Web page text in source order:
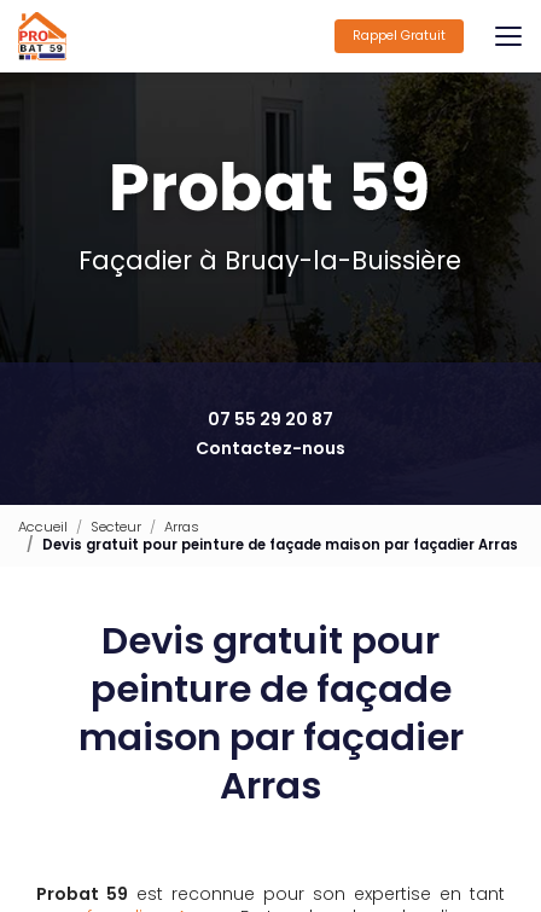
Aller
au
contenu
principal
Rappel Gratuit
Façadier à Bruay-la-Buissière
07 55 29 20 87
Contactez-nous
Accueil Secteur
Arras
Devis gratuit pour peinture de façade maison par façadier Arras
Devis gratuit pour
peinture de façade
maison par façadier
Arras
Probat 59 est reconnue pour son expertise en tant